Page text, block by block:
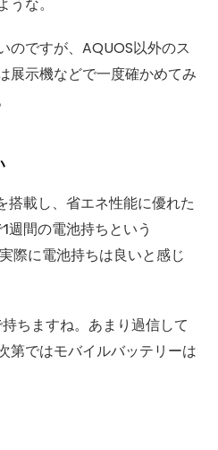
のですが、AQUOS以外のス
展示機などで一度確かめてみ
載し、省エネ性能に優れた
週間の電池持ちという
際に電池持ちは良いと感じ
ちますね。あまり過信して
第ではモバイルバッテリーは